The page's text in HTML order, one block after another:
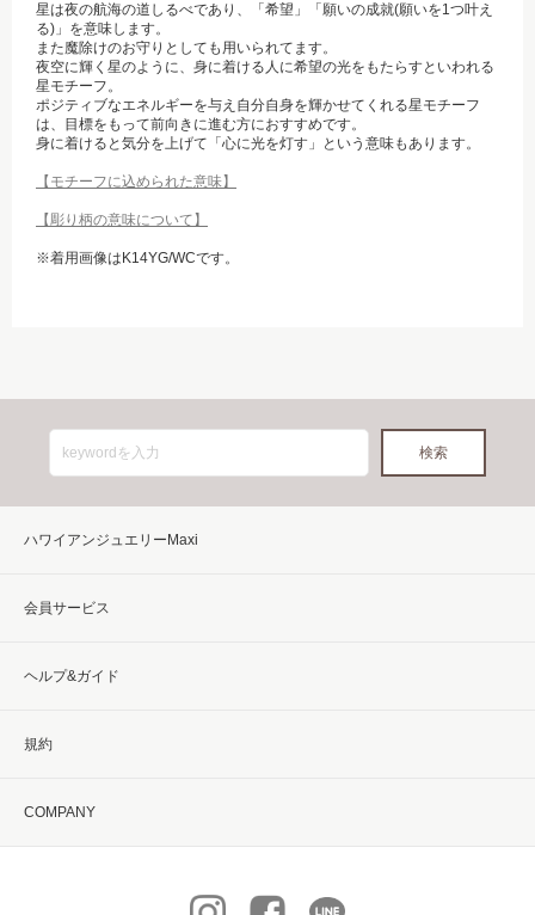
星は夜の航海の道しるべであり、「希望」「願いの成就(願いを1つ叶え
る)」を意味します。
また魔除けのお守りとしても用いられてます。
夜空に輝く星のように、身に着ける人に希望の光をもたらすといわれる
星モチーフ。
ポジティブなエネルギーを与え自分自身を輝かせてくれる星モチーフ
は、目標をもって前向きに進む方におすすめです。
身に着けると気分を上げて「心に光を灯す」という意味もあります。
【モチーフに込められた意味】
【彫り柄の意味について】
※着用画像はK14YG/WCです。
ハワイアンジュエリーMaxi
会員サービス
ヘルプ&ガイド
規約
COMPANY